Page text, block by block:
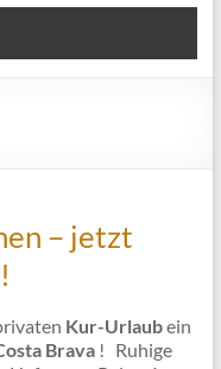
– jetzt
Kur-Urlaubein
Brava! Ruhige